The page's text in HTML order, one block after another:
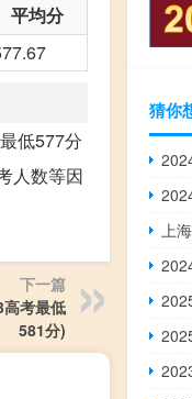
平均分
低577分
人数等因
下一篇
考最低
581分)
猜你